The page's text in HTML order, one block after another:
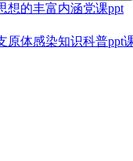
想的丰富内涵党课ppt
原体感染知识科普ppt